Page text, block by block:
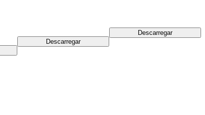
Descarregar
Descarregar